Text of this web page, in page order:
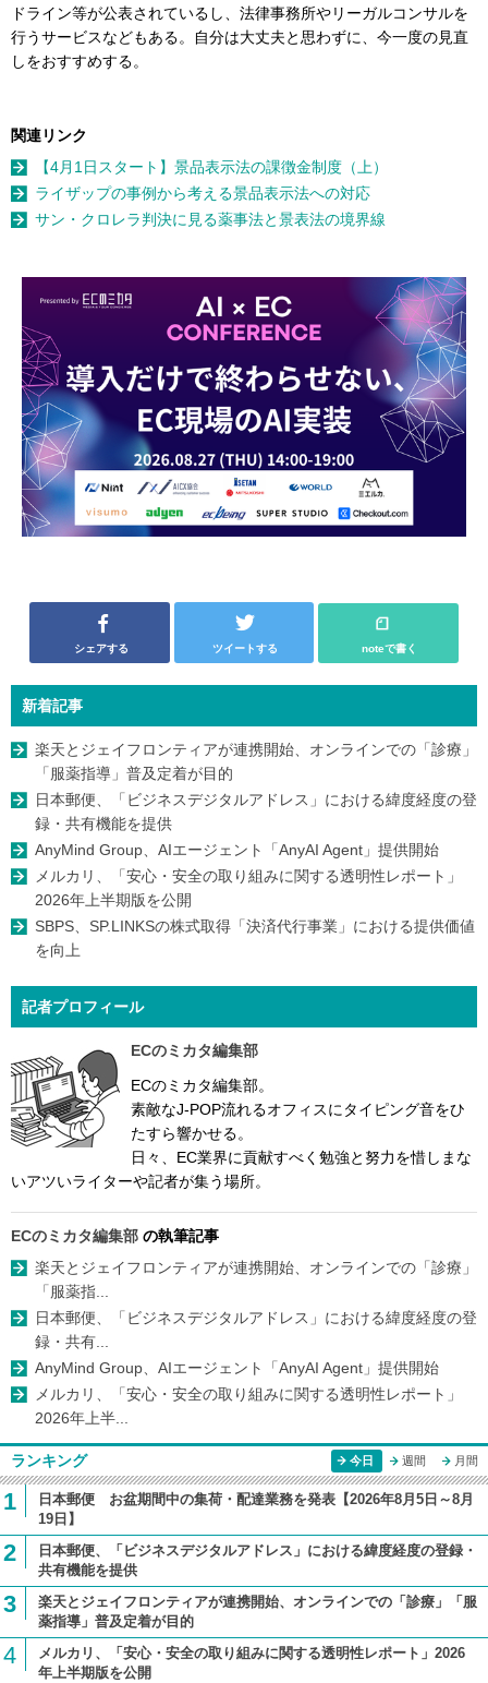
ドライン等が公表されているし、法律事務所やリーガルコンサルを
行うサービスなどもある。自分は大丈夫と思わずに、今一度の見直
しをおすすめする。
関連リンク
【4月1日スタート】景品表示法の課徴金制度（上）
ライザップの事例から考える景品表示法への対応
サン・クロレラ判決に見る薬事法と景表法の境界線
シェアする ツイートする noteで書く
新着記事
楽天とジェイフロンティアが連携開始、オンラインでの「診療」
「服薬指導」普及定着が目的
日本郵便、「ビジネスデジタルアドレス」における緯度経度の登
録・共有機能を提供
AnyMind Group、AIエージェント「AnyAI Agent」提供開始
メルカリ、「安心・安全の取り組みに関する透明性レポート」
2026年上半期版を公開
SBPS、SP.LINKSの株式取得「決済代行事業」における提供価値
を向上
記者プロフィール
ECのミカタ編集部
ECのミカタ編集部。
素敵なJ-POP流れるオフィスにタイピング音をひ
たすら響かせる。
日々、EC業界に貢献すべく勉強と努力を惜しまな
いアツいライターや記者が集う場所。
ECのミカタ編集部 の執筆記事
楽天とジェイフロンティアが連携開始、オンラインでの「診療」
「服薬指...
日本郵便、「ビジネスデジタルアドレス」における緯度経度の登
録・共有...
AnyMind Group、AIエージェント「AnyAI Agent」提供開始
メルカリ、「安心・安全の取り組みに関する透明性レポート」
2026年上半...
ランキング 今日 週間 月間
1
日本郵便 お盆期間中の集荷・配達業務を発表【2026年8月5日～8月
19日】
2
日本郵便、「ビジネスデジタルアドレス」における緯度経度の登録・
共有機能を提供
3
楽天とジェイフロンティアが連携開始、オンラインでの「診療」「服
薬指導」普及定着が目的
4
メルカリ、「安心・安全の取り組みに関する透明性レポート」2026
年上半期版を公開